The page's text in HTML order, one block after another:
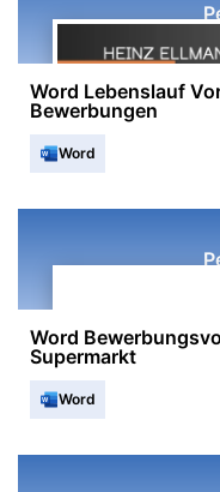
Word Lebenslauf
Bewerbungen
Word
Word
Supermarkt
Word